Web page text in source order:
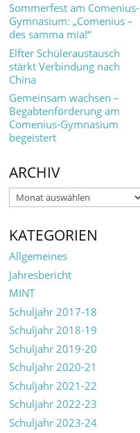
Sommerfest am Comenius-
Gymnasium: „Comenius –
des samma mia!“
Elfter Schüleraustausch
stärkt Verbindung nach
China
Gemeinsam wachsen –
Begabtenförderung am
Comenius-Gymnasium
begeistert
ARCHIV
Archiv
KATEGORIEN
Allgemeines
Jahresbericht
MINT
Schuljahr 2017-18
Schuljahr 2018-19
Schuljahr 2019-20
Schuljahr 2020-21
Schuljahr 2021-22
Schuljahr 2022-23
Schuljahr 2023-24